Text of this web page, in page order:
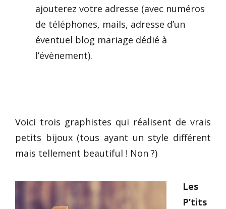
ajouterez votre adresse (avec numéros
de téléphones, mails, adresse d’un
éventuel blog mariage dédié à
l’évènement).
Voici trois graphistes qui réalisent de vrais
petits bijoux (tous ayant un style différent
mais tellement beautiful ! Non ?)
Les
P’tits